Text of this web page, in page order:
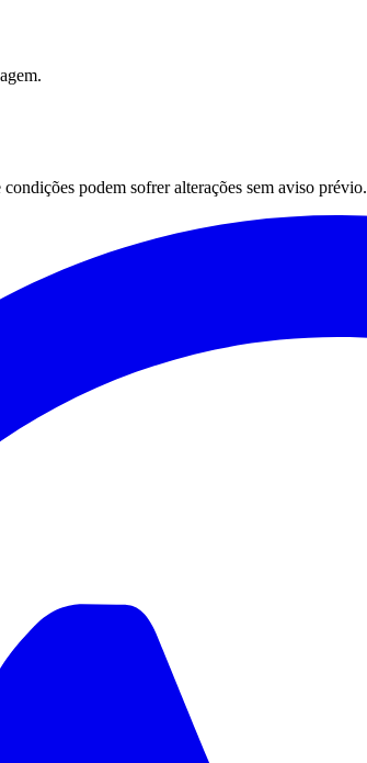
podem sofrer alterações sem aviso prévio.